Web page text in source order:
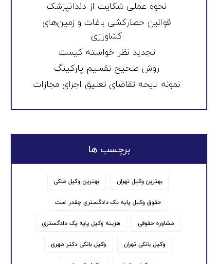
نحوه عملی شکایت از دندانپزشک
قوانین حصارکشی باغات و زمین‌های
کشاورزی
تجدید نظر خواسته کیست
روش صحیح تقسیم پارکینگ
نمونه لایحه تقاضای تعلیق اجرای مجازات
برچسب ها
بهترین وکیل تهران بهترین وکیل ملکی
حقوق وکیل پایه یک دادگستری چقدر است
مشاوره حقوقی هزینه وکیل پایه یک دادگستری
وکیل بانکی تهران وکیل بانکی دکتر مهری